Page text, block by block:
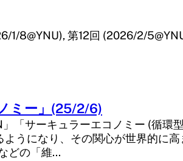
1/8@YNU), 第12回 (2026/2/
ミー」(25/2/6)
「サーキュラーエコノミー (循環
うになり、その関心が世界的に高
どの「維…